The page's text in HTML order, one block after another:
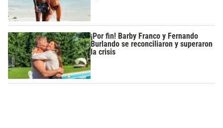
¡Por fin! Barby Franco y Fernando
Burlando se reconciliaron y superaron
la crisis